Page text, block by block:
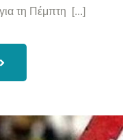
τη Πέμπτη [...]